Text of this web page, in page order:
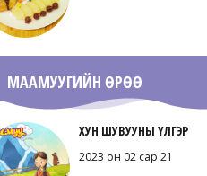
МААМУУГИЙН ӨРӨӨ
ХУН ШУВУУНЫ ҮЛГЭР
2023 он 02 сар 21